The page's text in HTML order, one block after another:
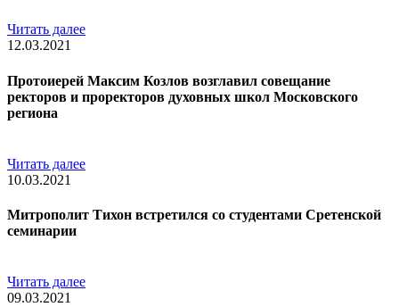
Читать далее
12.03.2021
Протоиерей Максим Козлов возглавил совещание
ректоров и проректоров духовных школ Московского
региона
Читать далее
10.03.2021
Митрополит Тихон встретился со студентами Сретенской
семинарии
Читать далее
09.03.2021